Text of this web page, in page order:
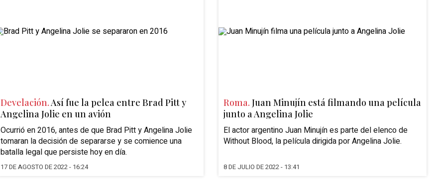
Develación.Así fue la pelea entre Brad Pitt y
Angelina Jolie en un avión
Ocurrió en 2016, antes de que Brad Pitt y Angelina Jolie
tomaran la decisión de separarse y se comience una
batalla legal que persiste hoy en día.
17 DE AGOSTO DE 2022 - 16:24
Roma. Juan Minujín está filmando una película
junto a Angelina Jolie
El actor argentino Juan Minujín es parte del elenco de
Without Blood, la película dirigida por Angelina Jolie.
8 DE JULIO DE 2022 - 13:41